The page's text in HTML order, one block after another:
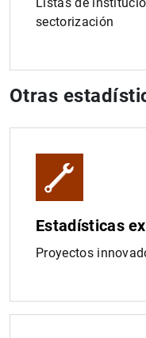
sectorización
Otras
Estadísticas
Proyectos